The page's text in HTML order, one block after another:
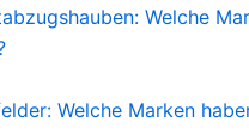
Welche
Welche Marken